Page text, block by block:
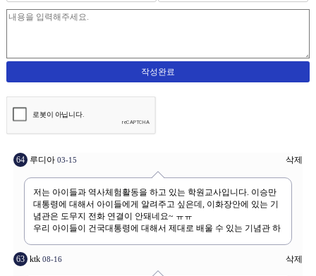
64 루디아 03-15 삭제
63 ktk 08-16 삭제